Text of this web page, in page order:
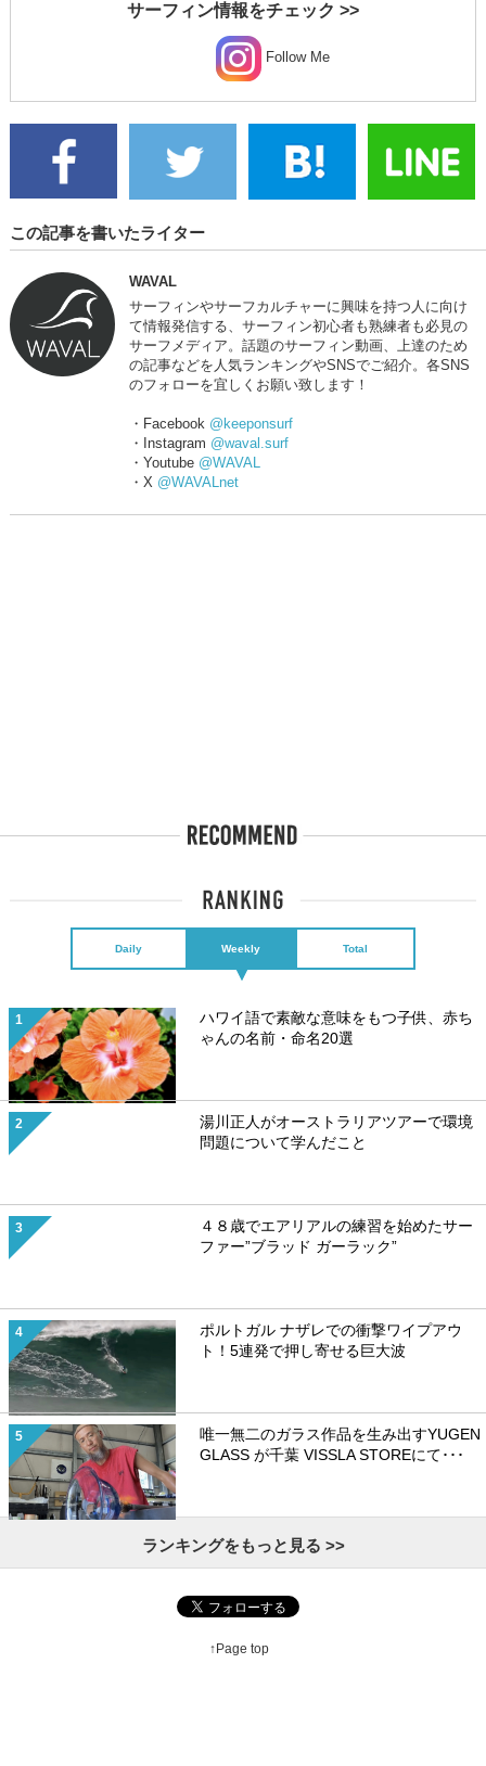
サーフィン情報をチェック >>
Follow Me
この記事を書いたライター
WAVAL
サーフィンやサーフカルチャーに興味を持つ人に向け
て情報発信する、サーフィン初心者も熟練者も必見の
サーフメディア。話題のサーフィン動画、上達のため
の記事などを人気ランキングやSNSでご紹介。各SNS
のフォローを宜しくお願い致します！
・Facebook @keeponsurf
・Instagram @waval.surf
・Youtube @WAVAL
・X @WAVALnet
Daily Weekly Total
ハワイ語で素敵な意味をもつ子供、赤ち
ゃんの名前・命名20選
湯川正人がオーストラリアツアーで環境
問題について学んだこと
４８歳でエアリアルの練習を始めたサー
ファー”ブラッド ガーラック”
ポルトガル ナザレでの衝撃ワイプアウ
ト！5連発で押し寄せる巨大波
唯一無二のガラス作品を生み出すYUGEN
GLASS が千葉 VISSLA STOREにて･･･
ランキングをもっと見る >>
↑Page top